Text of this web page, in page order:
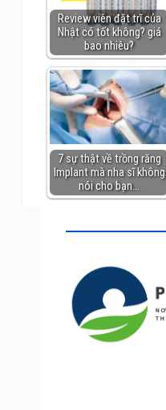
Review viên đặt trĩ của
Nhật có tốt không? giá
bao nhiêu?
7 sự thật về trồng răng
Implant mà nha sĩ không
nói cho bạn…